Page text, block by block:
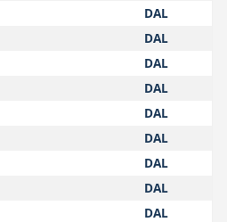
DAL
DAL
DAL
DAL
DAL
DAL
DAL
DAL
DAL